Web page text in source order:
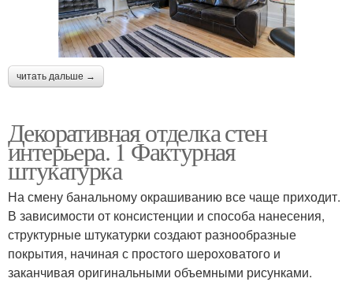
читать дальше →
Декоративная отделка стен
интерьера. 1 Фактурная
штукатурка
На смену банальному окрашиванию все чаще приходит.
В зависимости от консистенции и способа нанесения,
структурные штукатурки создают разнообразные
покрытия, начиная с простого шероховатого и
заканчивая оригинальными объемными рисунками.